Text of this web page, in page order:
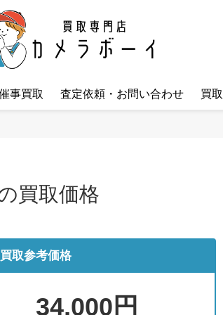
事買取 査定依頼・お問い合わせ 買
買取価格
取参考価格
34,000円